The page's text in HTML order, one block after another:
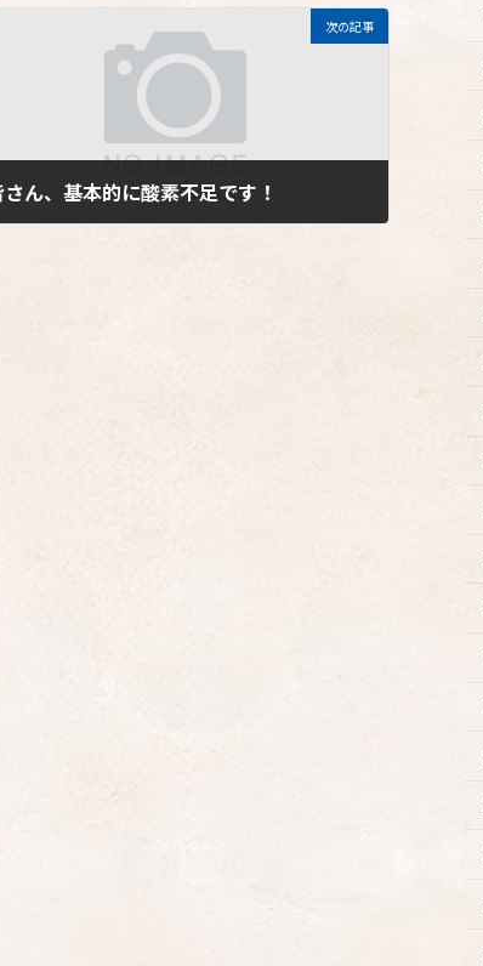
次の記事
ん、基本的に酸素不足です！